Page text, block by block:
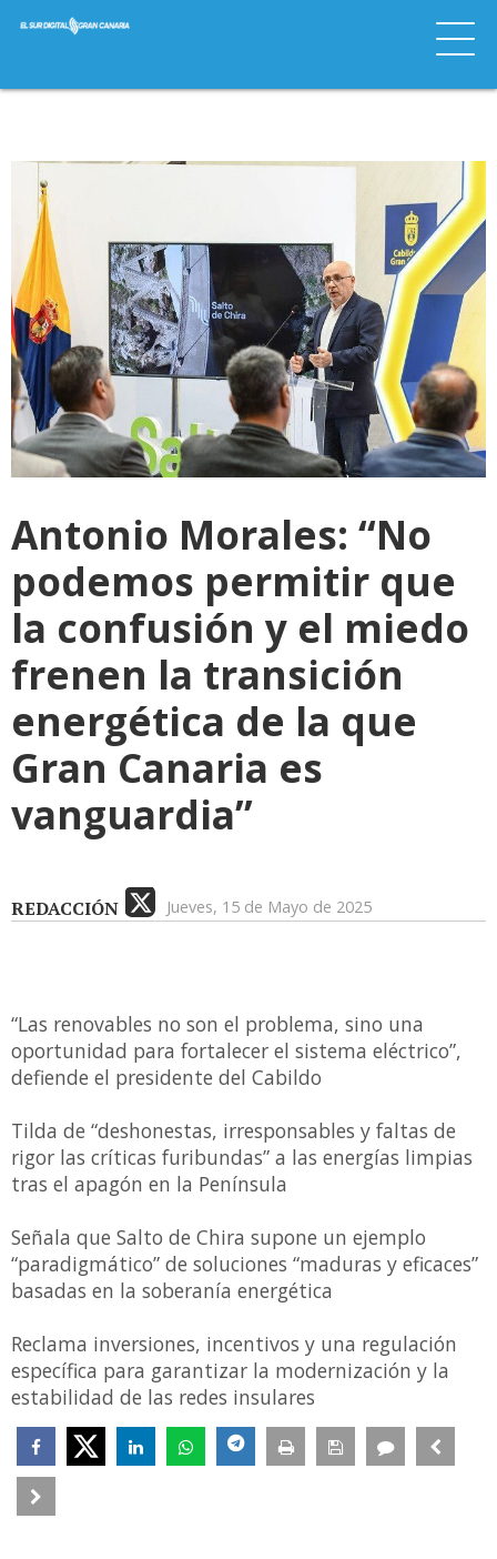
Antonio Morales: “No
podemos permitir que
la confusión y el miedo
frenen la transición
energética de la que
Gran Canaria es
vanguardia”
REDACCIÓN Jueves, 15 de Mayo de 2025
“Las renovables no son el problema, sino una
oportunidad para fortalecer el sistema eléctrico”,
defiende el presidente del Cabildo
Tilda de “deshonestas, irresponsables y faltas de
rigor las críticas furibundas” a las energías limpias
tras el apagón en la Península
Señala que Salto de Chira supone un ejemplo
“paradigmático” de soluciones “maduras y eficaces”
basadas en la soberanía energética
Reclama inversiones, incentivos y una regulación
específica para garantizar la modernización y la
estabilidad de las redes insulares